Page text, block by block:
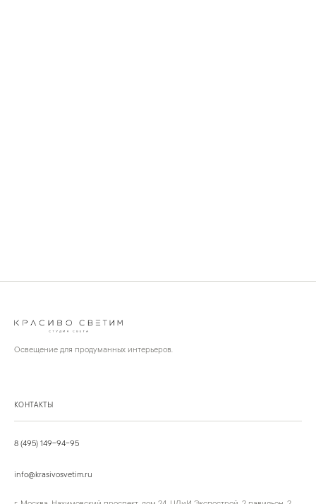
Освещение для продуманных интерьеров.
КОНТАКТЫ
8 (495) 149-94-95
info@krasivosvetim.ru